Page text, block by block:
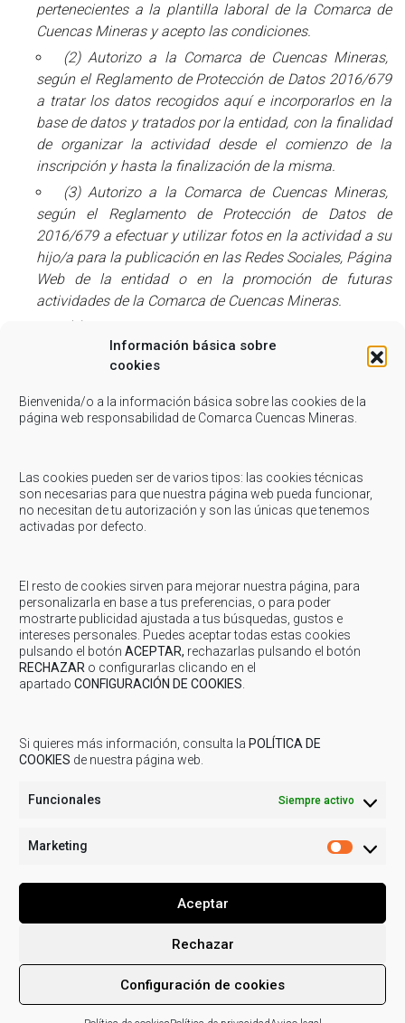
Información básica sobre
cookies
Bienvenida/o a la información básica sobre las cookies de la
página web responsabilidad de Comarca Cuencas Mineras.
Las cookies pueden ser de varios tipos: las cookies técnicas
son necesarias para que nuestra página web pueda funcionar,
no necesitan de tu autorización y son las únicas que tenemos
activadas por defecto.
El resto de cookies sirven para mejorar nuestra página, para
personalizarla en base a tus preferencias, o para poder
mostrarte publicidad ajustada a tus búsquedas, gustos e
intereses personales. Puedes aceptar todas estas cookies
pulsando el botón ACEPTAR, rechazarlas pulsando el botón
RECHAZAR o configurarlas clicando en el
apartado CONFIGURACIÓN DE COOKIES
Si quieres más información, consulta la POLÍTICA DE
COOKIES de nuestra página web.
Funcionales Siempre activo
Marketing
Aceptar
Rechazar
Configuración de cookies
pertenecientes a la plantilla laboral de la Comarca de
Cuencas Mineras y acepto las condiciones.
(2) Autorizo a la Comarca de Cuencas Mineras,
según el Reglamento de Protección de Datos 2016/679
a tratar los datos recogidos aquí e incorporarlos en la
base de datos y tratados por la entidad, con la finalidad
de organizar la actividad desde el comienzo de la
inscripción y hasta la finalización de la misma.
(3) Autorizo a la Comarca de Cuencas Mineras,
según el Reglamento de Protección de Datos de
2016/679 a efectuar y utilizar fotos en la actividad a su
hijo/a para la publicación en las Redes Sociales, Página
Web de la entidad o en la promoción de futuras
actividades de la Comarca de Cuencas Mineras.
(4) Usted acepta que si la organización de la
actividad considera que su hijo/hija , tutorizado/a o
asistente mayor de edad es expulsado de la actividad,
será enviado/a a su domicilio en taxi que será pagado
por usted (si el expulsado es menor de edad, pagará los
comarcales y/o de la actividad contratada, y serán
aquellas acciones que impidan el buen funcionamiento
de la actividad o pongan en riesgo su seguridad o la de
se hará cargo de los daños producidos por su hijo/a o
tutorizado/a, o asistente mayor de edad.
Inscripciones
Compartir...
© 2019COMARCA CUENCAS MINERAS| Todos los derechos
Aviso legal Política de Privacidad
cookies
Actividades de tratamiento